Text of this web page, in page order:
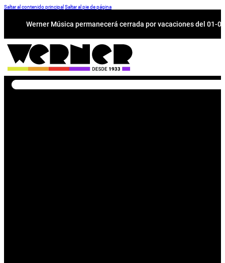
Saltar al contenido principal Saltar al pie de página
Werner Música permanecerá cerrada por vacaciones del 01-
Buscar